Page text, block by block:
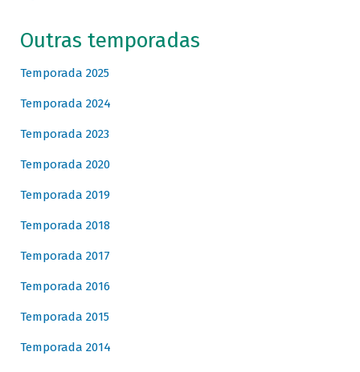
Outras temporadas
Temporada 2025
Temporada 2024
Temporada 2023
Temporada 2020
Temporada 2019
Temporada 2018
Temporada 2017
Temporada 2016
Temporada 2015
Temporada 2014